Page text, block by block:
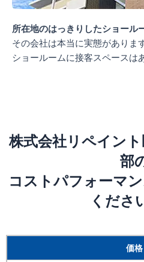
所在地のはっきりしたショール
その会社は本当に実態がありま
ショールームに接客スペースは
株式会社リペイン
部
コストパフォーマ
くださ
価格